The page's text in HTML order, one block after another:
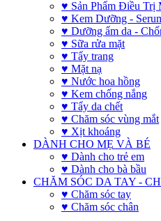
♥ Sản Phẩm Điều Trị
♥ Kem Dưỡng -
♥ Dưỡng ẩm da -
♥ Sữa rửa mặt
♥ Tẩy trang
♥ Mặt nạ
♥ Nước hoa hồng
♥ Kem chống nắng
♥ Tẩy da chết
♥ Chăm sóc vùng mắt
♥ Xịt khoáng
DÀNH CHO MẸ VÀ BÉ
♥ Dành cho trẻ em
♥ Dành cho bà bầu
CHĂM SÓC DA TAY -
♥ Chăm sóc tay
♥ Chăm sóc chân